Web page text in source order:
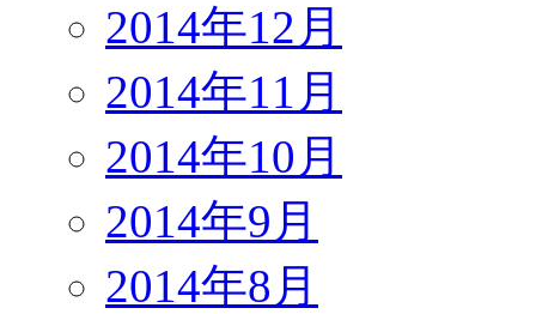
2014年12月
2014年11月
2014年10月
2014年9月
2014年8月